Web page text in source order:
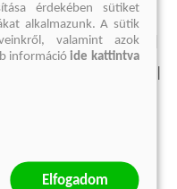
felmondási nyilatkozat
érdekében sütiket
alkalmazunk. A sütik
valamint azok
információide kattintva
Elfogadom